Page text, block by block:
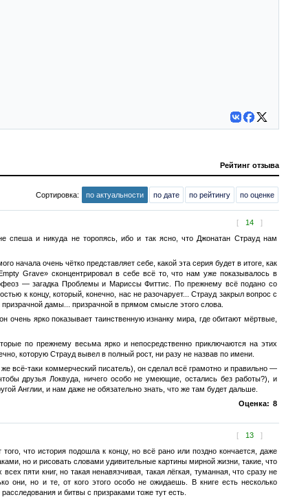
Рейтинг отзыва
Сортировка: по актуальности по дате по рейтингу по оценке
[ 14 ]
спеша и никуда не торопясь, ибо и так ясно, что Джонатан Страуд нам
начала очень чётко представляет себе, какой эта серия будет в итоге, как
Grave» сконцентрировал в себе всё то, что нам уже показывалось в
— загадка Проблемы и Мариссы Фиттис. По прежнему всё подано со
к концу, который, конечно, нас не разочарует... Страуд закрыл вопрос с
дамы... призрачной в прямом смысле этого слова.
ярко показывает таинственную изнанку мира, где обитают мёртвые,
по прежнему весьма ярко и непосредственно приключаются на этих
которую Страуд вывел в полный рост, ни разу не назвав по имени.
всё-таки коммерческий писатель), он сделал всё грамотно и правильно —
друзья Локвуда, ничего особо не умеющие, остались без работы?), и
Англии, и нам даже не обязательно знать, что же там будет дальше.
Оценка: 8
[ 13 ]
что история подошла к концу, но всё рано или поздно кончается, даже
но и рисовать словами удивительные картины мирной жизни, такие, что
пяти книг, но такая ненавязчивая, такая лёгкая, туманная, что сразу не
они, но и те, от кого этого особо не ожидаешь. В книге есть несколько
и битвы с призраками тоже тут есть.